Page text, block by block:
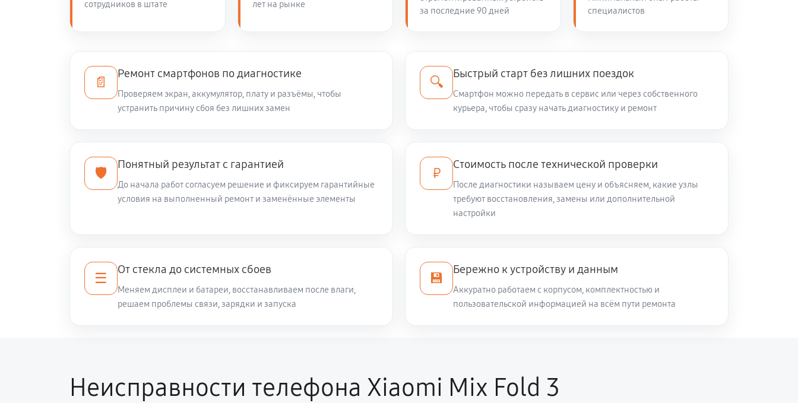
90 минут
Замена шлейфа телефона Xiaomi Mix Fold 3 690 руб 60 минут
Ремонт сим-лотка телефона Xiaomi Mix Fold 3 690 руб 45 минут Заказать
сотрудников в штате лет на рынке
за последние 90 дней
специалистов
📄
Ремонт смартфонов по диагностике
Проверяем экран, аккумулятор, плату и разъёмы, чтобы
устранить причину сбоя без лишних замен
🔍
Быстрый старт без лишних поездок
Смартфон можно передать в сервис или через собственного
курьера, чтобы сразу начать диагностику и ремонт
🛡️
Понятный результат с гарантией
До начала работ согласуем решение и фиксируем гарантийные
условия на выполненный ремонт и заменённые элементы
₽
Стоимость после технической проверки
После диагностики называем цену и объясняем, какие узлы
требуют восстановления, замены или дополнительной
настройки
☰
От стекла до системных сбоев
Меняем дисплеи и батареи, восстанавливаем после влаги,
решаем проблемы связи, зарядки и запуска
💾
Бережно к устройству и данным
Аккуратно работаем с корпусом, комплектностью и
пользовательской информацией на всём пути ремонта
Неисправности телефона Xiaomi Mix Fold 3